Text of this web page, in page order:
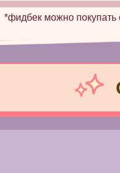
*фидбек можно покупать